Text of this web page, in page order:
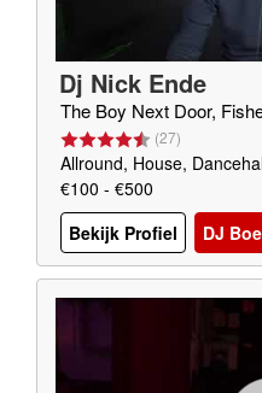
Dj Nick Ende
The Boy Next Door,
(27)
Allround, House,
€100 - €500
Bekijk Profiel
DJ